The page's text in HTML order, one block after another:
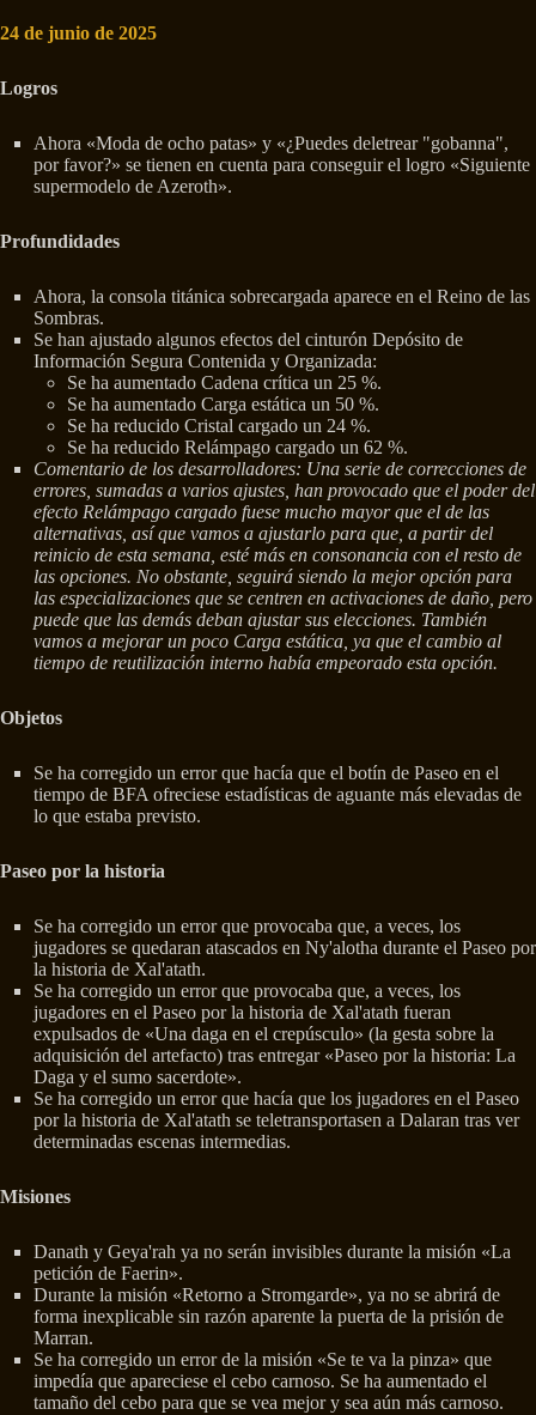
24 de junio de 2025
Logros
Ahora «Moda de ocho patas» y «¿Puedes deletrear "gobanna",
por favor?» se tienen en cuenta para conseguir el logro «Siguiente
supermodelo de Azeroth».
Profundidades
Ahora, la consola titánica sobrecargada aparece en el Reino de las
Sombras.
Se han ajustado algunos efectos del cinturón Depósito de
Información Segura Contenida y Organizada:
Se ha aumentado Cadena crítica un 25 %.
Se ha aumentado Carga estática un 50 %.
Se ha reducido Cristal cargado un 24 %.
Se ha reducido Relámpago cargado un 62 %.
Comentario de los desarrolladores: Una serie de correcciones de
errores, sumadas a varios ajustes, han provocado que el poder del
efecto Relámpago cargado fuese mucho mayor que el de las
alternativas, así que vamos a ajustarlo para que, a partir del
reinicio de esta semana, esté más en consonancia con el resto de
las opciones. No obstante, seguirá siendo la mejor opción para
las especializaciones que se centren en activaciones de daño, pero
puede que las demás deban ajustar sus elecciones. También
vamos a mejorar un poco Carga estática, ya que el cambio al
tiempo de reutilización interno había empeorado esta opción.
Objetos
Se ha corregido un error que hacía que el botín de Paseo en el
tiempo de BFA ofreciese estadísticas de aguante más elevadas de
lo que estaba previsto.
Paseo por la historia
Se ha corregido un error que provocaba que, a veces, los
jugadores se quedaran atascados en Ny'alotha durante el Paseo por
la historia de Xal'atath.
Se ha corregido un error que provocaba que, a veces, los
jugadores en el Paseo por la historia de Xal'atath fueran
expulsados de «Una daga en el crepúsculo» (la gesta sobre la
adquisición del artefacto) tras entregar «Paseo por la historia: La
Daga y el sumo sacerdote».
Se ha corregido un error que hacía que los jugadores en el Paseo
por la historia de Xal'atath se teletransportasen a Dalaran tras ver
determinadas escenas intermedias.
Misiones
Danath y Geya'rah ya no serán invisibles durante la misión «La
petición de Faerin».
Durante la misión «Retorno a Stromgarde», ya no se abrirá de
forma inexplicable sin razón aparente la puerta de la prisión de
Marran.
Se ha corregido un error de la misión «Se te va la pinza» que
impedía que apareciese el cebo carnoso. Se ha aumentado el
tamaño del cebo para que se vea mejor y sea aún más carnoso.